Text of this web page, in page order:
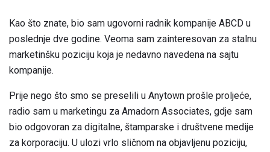
Kao što znate, bio sam ugovorni radnik kompanije ABCD u
poslednje dve godine. Veoma sam zainteresovan za stalnu
marketinšku poziciju koja je nedavno navedena na sajtu
kompanije.
Prije nego što smo se preselili u Anytown prošle proljeće,
radio sam u marketingu za Amadorn Associates, gdje sam
bio odgovoran za digitalne, štamparske i društvene medije
za korporaciju. U ulozi vrlo sličnom na objavljenu poziciju,